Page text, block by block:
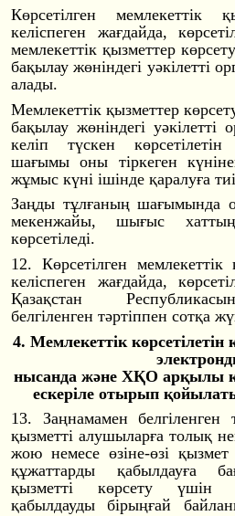
Көрсетілген мемлекеттік
келіспеген жағдайда,
мемлекеттік қызметтер
бақылау жөніндегі уәкілетті
алады.
Мемлекеттік қызметтер
бақылау жөніндегі
келіп түскен
шағымы оны тіркеген
жұмыс күні ішінде қаралуға
Заңды тұлғаның шағымында
мекенжайы, шығыс
көрсетіледі.
12. Көрсетілген
келіспеген жағдайда,
Қазақстан
белгіленген тәртіппен сотқа
4. Мемлекеттік көрсетілетін
нысанда және ХҚО арқылы
ескеріле отырып
13. Заңнамамен белгіленген
қызметті алушыларға толық
жою немесе өзіне-өзі
құжаттарды қабылдауға
қызметті көрсету үшін
қабылдауды бірыңғай